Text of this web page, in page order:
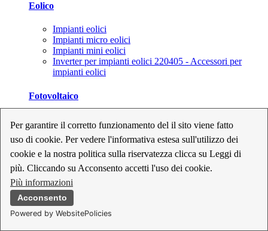
Per garantire il corretto funzionamento del il sito viene fatto
uso di cookie. Per vedere l'informativa estesa sull'utilizzo dei
cookie e la nostra politica sulla riservatezza clicca su Leggi di
più. Cliccando su Acconsento accetti l'uso dei cookie.
Più informazioni
Acconsento
Powered by WebsitePolicies
Eolico
Impianti eolici
Impianti micro eolici
Impianti mini eolici
Inverter per impianti eolici 220405 - Accessori per
impianti eolici
Fotovoltaico
Inverter per impianti fotovoltaici
Kit per impianti fotovoltaici
Moduli fotovoltaici
Sistemi di monitoraggio per impianti fotovoltaici
Strumenti di collaudo e configurazione per impianti
fotovoltaici
Supporti per impianti fotovoltaici
Geotermia